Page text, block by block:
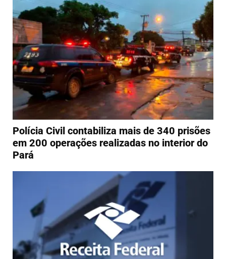
Polícia Civil contabiliza mais de 340 prisões
em 200 operações realizadas no interior do
Pará